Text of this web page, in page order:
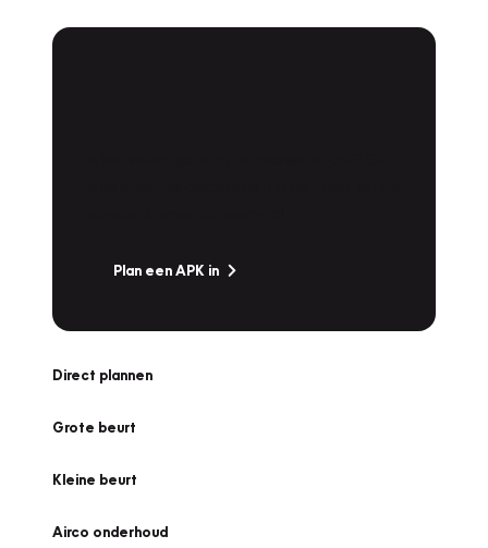
Plan een APK in
Direct plannen
Grote beurt
Kleine beurt
Airco onderhoud